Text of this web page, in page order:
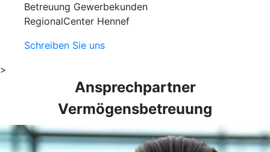
Betreuung Gewerbekunden
RegionalCenter Hennef
Schreiben Sie uns
>
Ansprechpartner
Vermögensbetreuung